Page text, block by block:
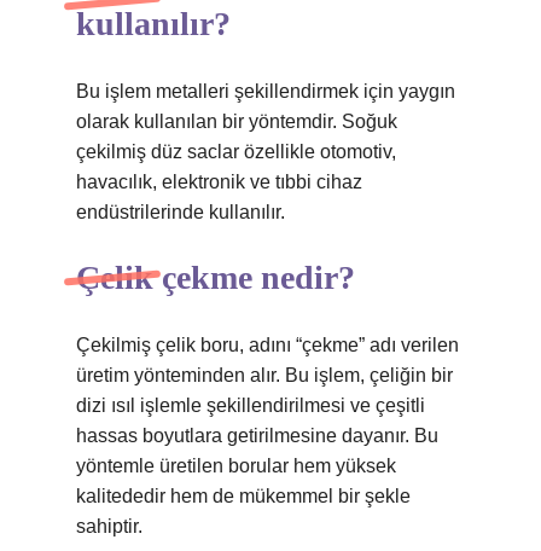
kullanılır?
Bu işlem metalleri şekillendirmek için yaygın
olarak kullanılan bir yöntemdir. Soğuk
çekilmiş düz saclar özellikle otomotiv,
havacılık, elektronik ve tıbbi cihaz
endüstrilerinde kullanılır.
Çelik çekme nedir?
Çekilmiş çelik boru, adını “çekme” adı verilen
üretim yönteminden alır. Bu işlem, çeliğin bir
dizi ısıl işlemle şekillendirilmesi ve çeşitli
hassas boyutlara getirilmesine dayanır. Bu
yöntemle üretilen borular hem yüksek
kalitededir hem de mükemmel bir şekle
sahiptir.